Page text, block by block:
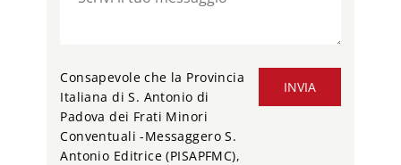
INVIA
Consapevole che la Provincia
Italiana di S. Antonio di
Padova dei Frati Minori
Conventuali -Messaggero S.
Antonio Editrice (PISAPFMC),